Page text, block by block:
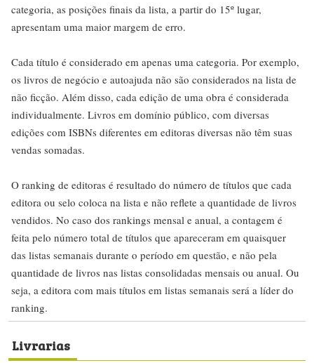
categoria, as posições finais da lista, a partir do 15º lugar,
apresentam uma maior margem de erro.
Cada título é considerado em apenas uma categoria. Por exemplo,
os livros de negócio e autoajuda não são considerados na lista de
não ficção. Além disso, cada edição de uma obra é considerada
individualmente. Livros em domínio público, com diversas
edições com ISBNs diferentes em editoras diversas não têm suas
vendas somadas.
O ranking de editoras é resultado do número de títulos que cada
editora ou selo coloca na lista e não reflete a quantidade de livros
vendidos. No caso dos rankings mensal e anual, a contagem é
feita pelo número total de títulos que apareceram em quaisquer
das listas semanais durante o período em questão, e não pela
quantidade de livros nas listas consolidadas mensais ou anual. Ou
seja, a editora com mais títulos em listas semanais será a líder do
ranking.
Livrarias